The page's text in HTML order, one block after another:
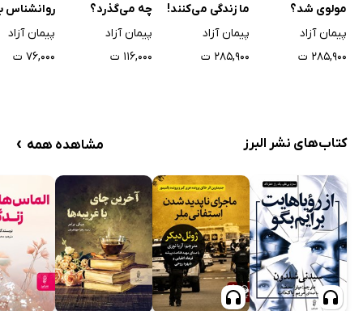
مولوی شد؟
پیمان آزاد
۲۸۵,۹۰۰ ت
ما زندگی می‌کنند!
پیمان آزاد
۲۸۵,۹۰۰ ت
چه مى‌گذرد؟
پیمان آزاد
۱۱۶,۰۰۰ ت
روانشناس
دخترش
پیمان آزاد
۷۶,۰۰۰ ت
کتاب‌های نشر البرز مشاهده همه ›